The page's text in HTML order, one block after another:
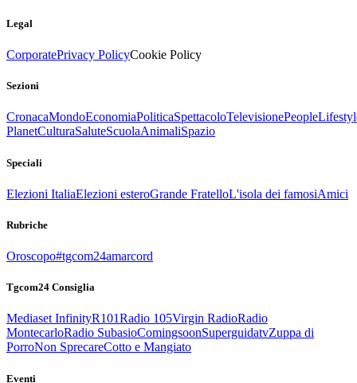
Legal
CorporatePrivacy PolicyCookie Policy
Sezioni
CronacaMondoEconomiaPoliticaSpettacoloTelevisionePeople
PlanetCulturaSaluteScuolaAnimaliSpazio
Speciali
Elezioni ItaliaElezioni esteroGrande FratelloL'isola dei famosiAmici
Rubriche
Oroscopo#tgcom24amarcord
Tgcom24 Consiglia
Mediaset InfinityR101Radio 105Virgin RadioRadio
MontecarloRadio SubasioComingsoonSuperguidatvZuppa di
PorroNon SprecareCotto e Mangiato
Eventi